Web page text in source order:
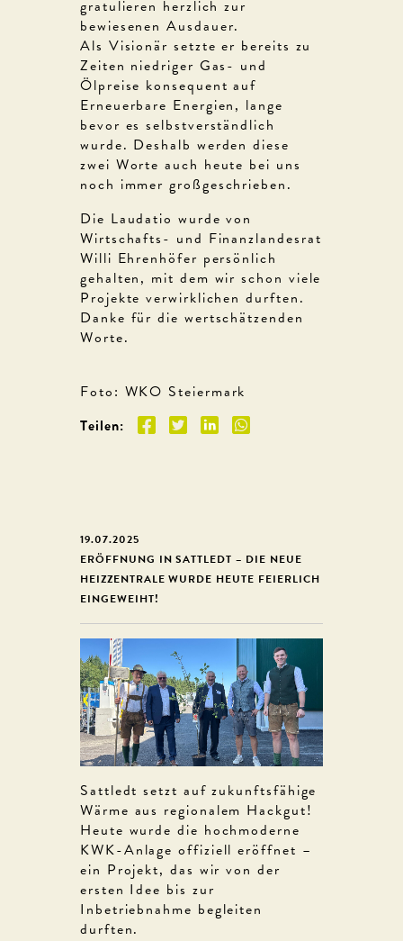
gratulieren herzlich zur
bewiesenen Ausdauer.
Als Visionär setzte er bereits zu
Zeiten niedriger Gas- und
Ölpreise konsequent auf
Erneuerbare Energien, lange
bevor es selbstverständlich
wurde. Deshalb werden diese
zwei Worte auch heute bei uns
noch immer großgeschrieben.
Die Laudatio wurde von
Wirtschafts- und Finanzlandesrat
Willi Ehrenhöfer persönlich
gehalten, mit dem wir schon viele
Projekte verwirklichen durften.
Danke für die wertschätzenden
Worte.
Foto: WKO Steiermark
Teilen:
19.07.2025
ERÖFFNUNG IN SATTLEDT – DIE NEUE
HEIZZENTRALE WURDE HEUTE FEIERLICH
EINGEWEIHT!
Sattledt setzt auf zukunftsfähige
Wärme aus regionalem Hackgut!
Heute wurde die hochmoderne
KWK-Anlage offiziell eröffnet –
ein Projekt, das wir von der
ersten Idee bis zur
Inbetriebnahme begleiten
durften.